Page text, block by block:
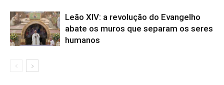
Leão XIV: a revolução do Evangelho
abate os muros que separam os seres
humanos